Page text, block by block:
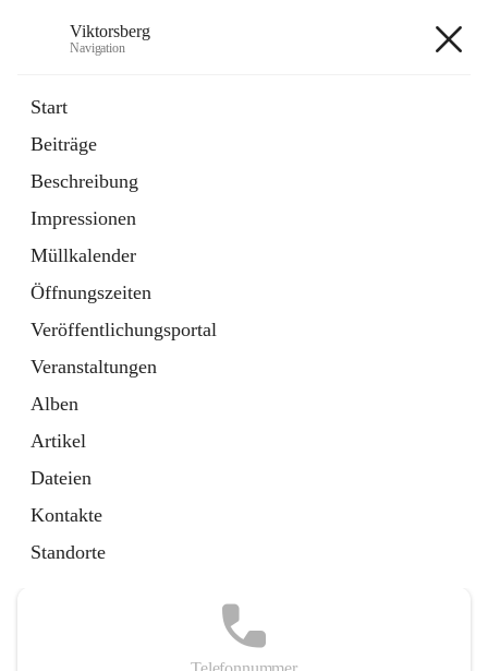
Viktorsberg
Navigation
Start
Beiträge
Beschreibung
Impressionen
Müllkalender
Öffnungszeiten
Veröffentlichungsportal
Veranstaltungen
Alben
Artikel
Dateien
Kontakte
Standorte
1 Schnellzugriff
Bürgerservice
10 Schnellzugriffe